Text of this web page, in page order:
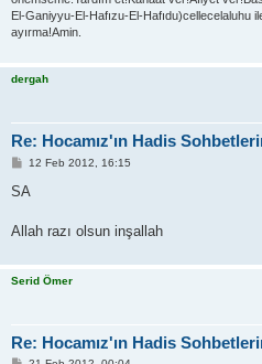
El-Ganiyyu-El-Hafızu-El-Hafıdu)cellecelaluhu
ayırma!Amin.
dergah
Re: Hocamız'ın Hadis
P
s
12 Feb 2012, 16:15
SA
Allah razı olsun inşallah
Serid Ömer
Re: Hocamız'ın Hadis